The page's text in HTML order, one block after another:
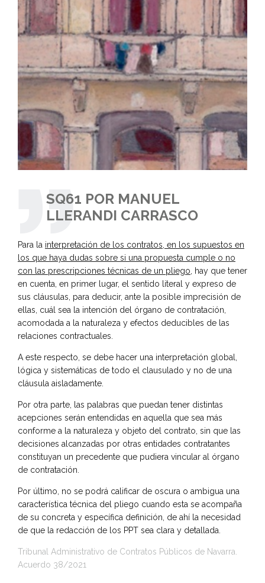
SQ61 POR MANUEL
LLERANDI CARRASCO
Para la interpretación de los contratos, en los supuestos en
los que haya dudas sobre si una propuesta cumple o no
con las prescripciones técnicas de un pliego , hay que tener
en cuenta, en primer lugar, el sentido literal y expreso de
sus cláusulas, para deducir, ante la posible imprecisión de
ellas, cuál sea la intención del órgano de contratación,
acomodada a la naturaleza y efectos deducibles de las
relaciones contractuales.
A este respecto, se debe hacer una interpretación global,
lógica y sistemáticas de todo el clausulado y no de una
cláusula aisladamente.
Por otra parte, las palabras que puedan tener distintas
acepciones serán entendidas en aquella que sea más
conforme a la naturaleza y objeto del contrato, sin que las
decisiones alcanzadas por otras entidades contratantes
constituyan un precedente que pudiera vincular al órgano
de contratación.
Por último, no se podrá calificar de oscura o ambigua una
característica técnica del pliego cuando esta se acompaña
de su concreta y específica definición, de ahí la necesidad
de que la redacción de los PPT sea clara y detallada.
Tribunal Administrativo de Contratos Públicos de Navarra.
Acuerdo 38/2021